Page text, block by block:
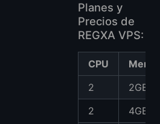
Planes y
Precios de
REGXA VPS:
CPU
2
2GB
2
4GB